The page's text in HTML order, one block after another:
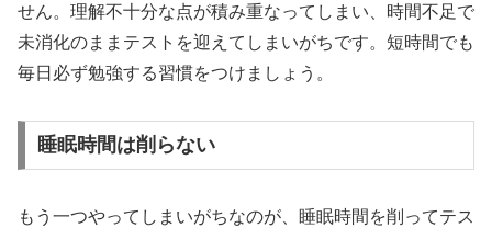
せん。理解不十分な点が積み重なってしまい、時間不足で
未消化のままテストを迎えてしまいがちです。短時間でも
毎日必ず勉強する習慣をつけましょう。
睡眠時間は削らない
もう一つやってしまいがちなのが、睡眠時間を削ってテス